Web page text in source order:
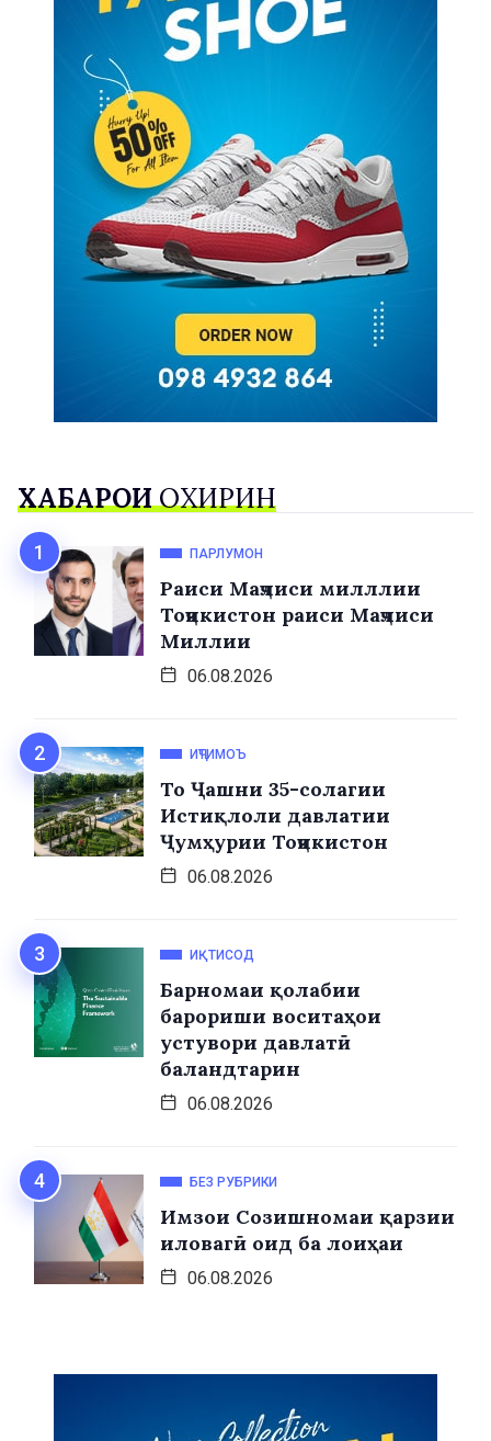
ХАБАРҲОИОХИРИН
ПАРЛУМОН
Раиси Маҷлиси милллии
Тоҷикистон раиси Маҷлиси
Миллии
06.08.2026
ИҶТИМОЪ
То Ҷашни 35-солагии
Истиқлоли давлатии
Ҷумҳурии Тоҷикистон
06.08.2026
ИҚТИСОД
Барномаи қолабии
барориши воситаҳои
устувори давлатӣ
баландтарин
06.08.2026
БЕЗ РУБРИКИ
Имзои Созишномаи қарзии
иловагӣ оид ба лоиҳаи
06.08.2026